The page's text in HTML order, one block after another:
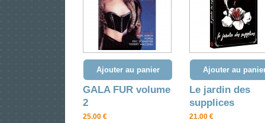
Ajouter au panier
GALA FUR volume
2
25.00 €
Ajouter au
Le jardin des
supplices
21.00 €